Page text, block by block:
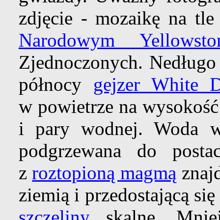
zdjęcie - mozaikę na
Narodowym
Zjednoczonych.
północy gejzer White
w powietrze na
i pary wodnej. Woda
podgrzewana do
zroztopioną magmą
ziemią i przedostającą